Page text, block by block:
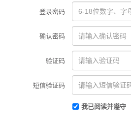
登录密码
确认密码
验证码
短信验证码
我已阅读并遵守